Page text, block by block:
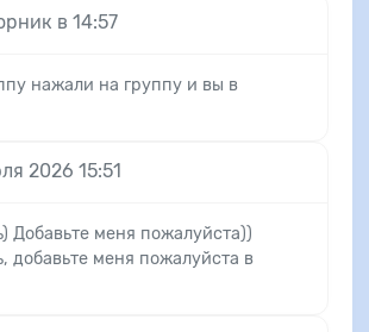
в 14:57
нажали на группу и вы в
2026 15:51
Добавьте меня пожалуйста))
добавьте меня пожалуйста в